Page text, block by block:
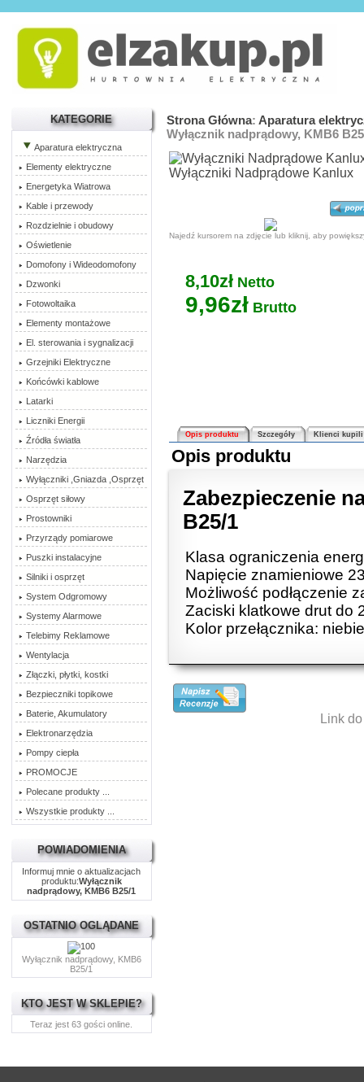
KATEGORIE
Aparatura elektryczna
Elementy elektryczne
Energetyka Wiatrowa
Kable i przewody
Rozdzielnie i obudowy
Oświetlenie
Domofony i Wideodomofony
Dzwonki
Fotowoltaika
Elementy montażowe
El. sterowania i sygnalizacji
Grzejniki Elektryczne
Końcówki kablowe
Latarki
Liczniki Energii
Źródła światła
Narzędzia
Wyłączniki ,Gniazda ,Osprzęt
Osprzęt siłowy
Prostowniki
Przyrządy pomiarowe
Puszki instalacyjne
Silniki i osprzęt
System Odgromowy
Systemy Alarmowe
Telebimy Reklamowe
Wentylacja
Złączki, płytki, kostki
Bezpieczniki topikowe
Baterie, Akumulatory
Elektronarzędzia
Pompy ciepła
PROMOCJE
Polecane produkty ...
Wszystkie produkty ...
POWIADOMIENIA
Informuj mnie o aktualizacjach
produktu:Wyłącznik
nadprądowy, KMB6 B25/1
OSTATNIO OGLĄDANE
Wyłącznik nadprądowy, KMB6
B25/1
KTO JEST W SKLEPIE?
Teraz jest 63 gości online.
Strona Główna: Aparatura
Wyłącznik nadprądowy, KMB6
Wyłączniki Nadprądowe Kanlux
Najedź kursorem na zdjęcie lub kliknij, aby
8,10złNetto
9,96złBrutto
Opis produktu Szczegóły Klienci kupili
Opis produktu
Zabezpieczenie
B25/1
Klasa ograniczenia
Napięcie znamieniowe
Możliwość podłączenie
Zaciski klatkowe drut do
Kolor przełącznika:
Link